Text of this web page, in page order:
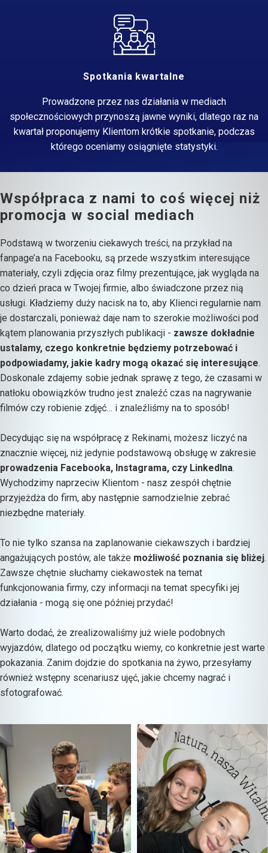
Spotkania kwartalne
Prowadzone przez nas działania w mediach
społecznościowych przynoszą jawne wyniki, dlatego raz na
kwartał proponujemy Klientom krótkie spotkanie, podczas
którego oceniamy osiągnięte statystyki.
Współpraca z nami to coś więcej niż
promocja w social mediach
Podstawą w tworzeniu ciekawych treści, na przykład na
fanpage’a na Facebooku, są przede wszystkim interesujące
materiały, czyli zdjęcia oraz filmy prezentujące, jak wygląda na
co dzień praca w Twojej firmie, albo świadczone przez nią
usługi. Kładziemy duży nacisk na to, aby Klienci regularnie nam
je dostarczali, ponieważ daje nam to szerokie możliwości pod
kątem planowania przyszłych publikacji - zawsze dokładnie
ustalamy, czego konkretnie będziemy potrzebować i
podpowiadamy, jakie kadry mogą okazać się interesujące.
Doskonale zdajemy sobie jednak sprawę z tego, że czasami w
natłoku obowiązków trudno jest znaleźć czas na nagrywanie
filmów czy robienie zdjęć… i znaleźliśmy na to sposób!
Decydując się na współpracę z Rekinami, możesz liczyć na
znacznie więcej, niż jedynie podstawową obsługę w zakresie
prowadzenia Facebooka, Instagrama, czy LinkedIna.
Wychodzimy naprzeciw Klientom - nasz zespół chętnie
przyjeżdża do firm, aby następnie samodzielnie zebrać
niezbędne materiały.
To nie tylko szansa na zaplanowanie ciekawszych i bardziej
angażujących postów, ale także możliwość poznania się bliżej.
Zawsze chętnie słuchamy ciekawostek na temat
funkcjonowania firmy, czy informacji na temat specyfiki jej
działania - mogą się one później przydać!
Warto dodać, że zrealizowaliśmy już wiele podobnych
wyjazdów, dlatego od początku wiemy, co konkretnie jest warte
pokazania. Zanim dojdzie do spotkania na żywo, przesyłamy
również wstępny scenariusz ujęć, jakie chcemy nagrać i
sfotografować.